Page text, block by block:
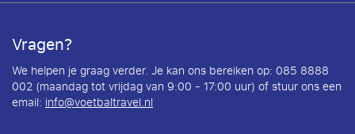
Vragen?
We helpen je graag verder. Je kan ons bereiken op: 085 8888
002 (maandag tot vrijdag van 9:00 - 17:00 uur) of stuur ons een
email: info@voetbaltravel.nl